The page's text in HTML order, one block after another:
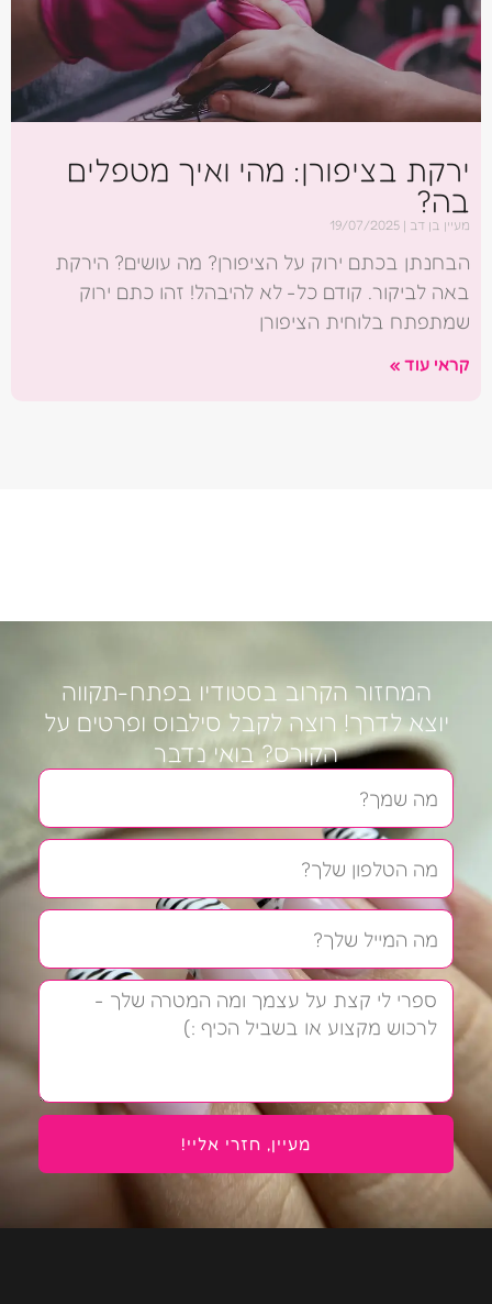
ירקת בציפורן: מהי ואיך מטפלים
בה?
מעיין בן דב
הבחנתן בכתם ירוק על הציפורן? מה עושים? הירקת
באה לביקור. קודם כל- לא להיבהל! זהו כתם ירוק
שמתפתח בלוחית הציפורן
קראי עוד »
המחזור הקרוב בסטודיו בפתח-תקווה
יוצא לדרך! רוצה לקבל סילבוס ופרטים על
הקורס? בואי נדבר
שם
טלפון
אימייל
הודעה
מעיין, חזרי אליי!